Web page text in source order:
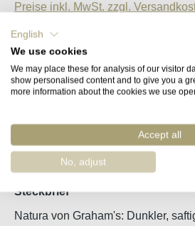
Preise inkl. MwSt. zzgl.
Sofort verfügbar, Lieferzeit (DE): 2-5 Tage
Produkt Anzahl: Gib den
In
Artikel-Nr. :55405
Steckbrief
Natura von Graham's: Dunkler,
English
We use cookies
We may place these for analysis of our visitor
show personalised content and to give you a
more information about the cookies we use
Accept all
No, adjust